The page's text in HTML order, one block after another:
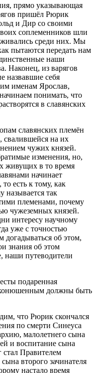
прямо указывающая
пришёл Рюрик
и Дир со своими
соплеменников шли
среди них. Мы
пытаются передать нам
наши
Наконец, из варягов
назвавшие себя
именам Ярослав,
понимать, что
в славянских
славянских племён
на их
чужих князей.
изменения, но,
живущих в то время
начинает
то есть к тому, как
называется так
племенами, почему
чужеземных князей.
интересу научному
уже с точностью
об этом,
знания об этом
наши путеводители
подаренная
должны быть
что Рюрик скончался
по смерти Синеуса
малолетнего сына
и воспитание сына
Правителем
второго зачинателя
настало время